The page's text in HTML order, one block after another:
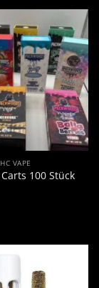
VAPE
100 Stück